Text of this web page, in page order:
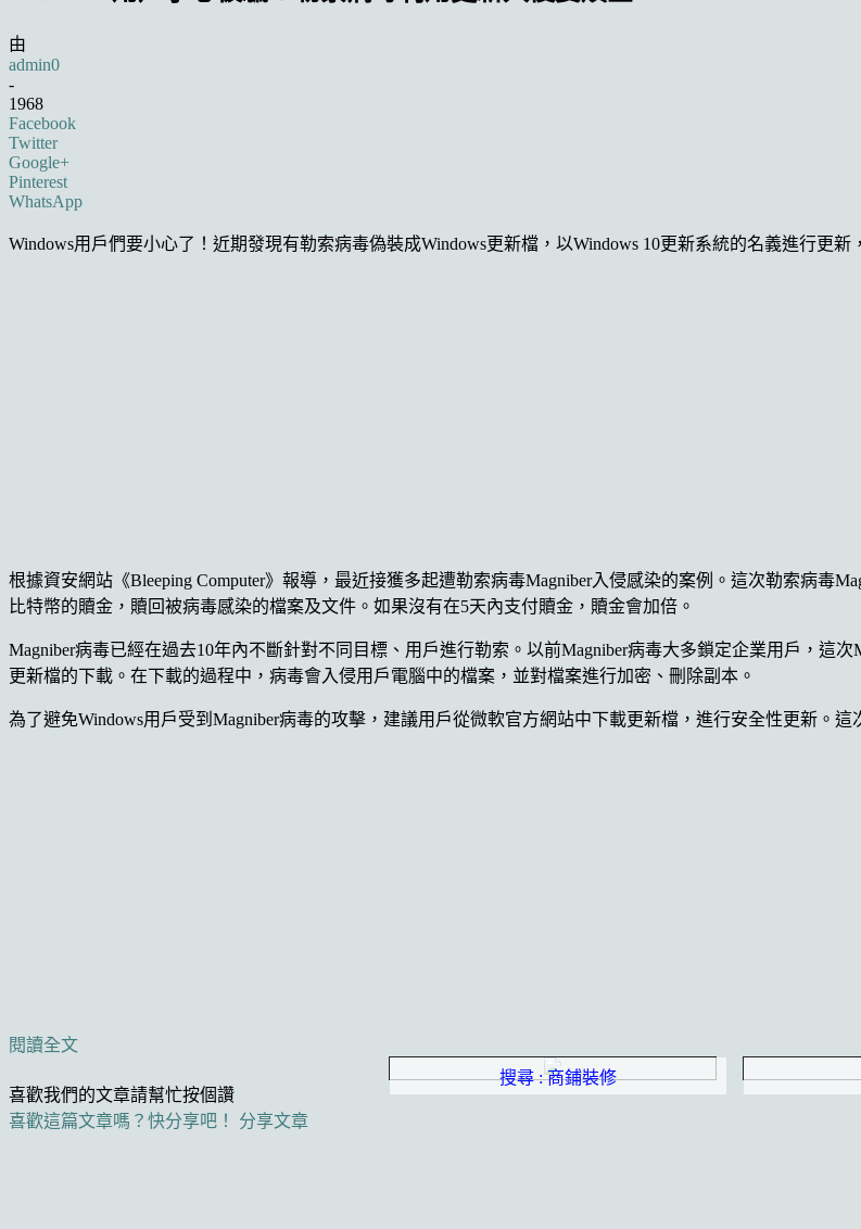
由
admin0
-
1968
Facebook
Twitter
Google+
Pinterest
WhatsApp
Windows用戶們要小心了！近期發現有勒索病毒偽裝成Windows更新檔，以Windows 10更新系統的名義進行更
根據資安網站《Bleeping Computer》報導，最近接獲多起遭勒索病毒Magniber入侵感染的案例。這次勒索病毒
比特幣的贖金，贖回被病毒感染的檔案及文件。如果沒有在5天內支付贖金，贖金會加倍。
Magniber病毒已經在過去10年內不斷針對不同目標、用戶進行勒索。以前Magniber病毒大多鎖定企業用戶，這
更新檔的下載。在下載的過程中，病毒會入侵用戶電腦中的檔案，並對檔案進行加密、刪除副本。
為了避免Windows用戶受到Magniber病毒的攻擊，建議用戶從微軟官方網站中下載更新檔，進行安全性更新。
閱讀全文
搜尋 : 商鋪裝修
喜歡我們的文章請幫忙按個讚
喜歡這篇文章嗎？快分享吧！
分享文章